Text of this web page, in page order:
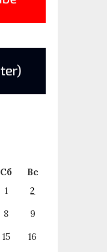
Сб
Вс
1
2
8
9
15
16